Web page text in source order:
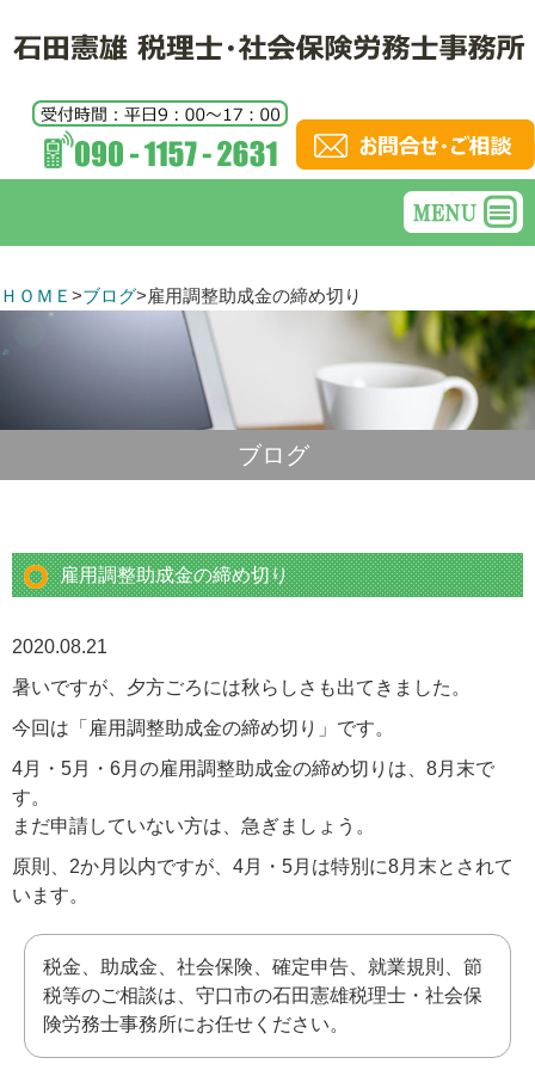
ＨＯＭＥ >ブログ>雇用調整助成金の締め切り
ブログ
雇用調整助成金の締め切り
2020.08.21
暑いですが、夕方ごろには秋らしさも出てきました。
今回は「雇用調整助成金の締め切り」です。
4月・5月・6月の雇用調整助成金の締め切りは、8月末で
す。
まだ申請していない方は、急ぎましょう。
原則、2か月以内ですが、4月・5月は特別に8月末とされて
います。
税金、助成金、社会保険、確定申告、就業規則、節
税等のご相談は、守口市の石田憲雄税理士・社会保
険労務士事務所にお任せください。